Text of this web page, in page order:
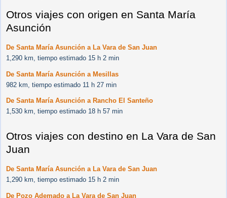
Otros viajes con origen en Santa María
Asunción
De Santa María Asunción a La Vara de San Juan
1,290 km, tiempo estimado 15 h 2 min
De Santa María Asunción a Mesillas
982 km, tiempo estimado 11 h 27 min
De Santa María Asunción a Rancho El Santeño
1,530 km, tiempo estimado 18 h 57 min
Otros viajes con destino en La Vara de San
Juan
De Santa María Asunción a La Vara de San Juan
1,290 km, tiempo estimado 15 h 2 min
De Pozo Ademado a La Vara de San Juan